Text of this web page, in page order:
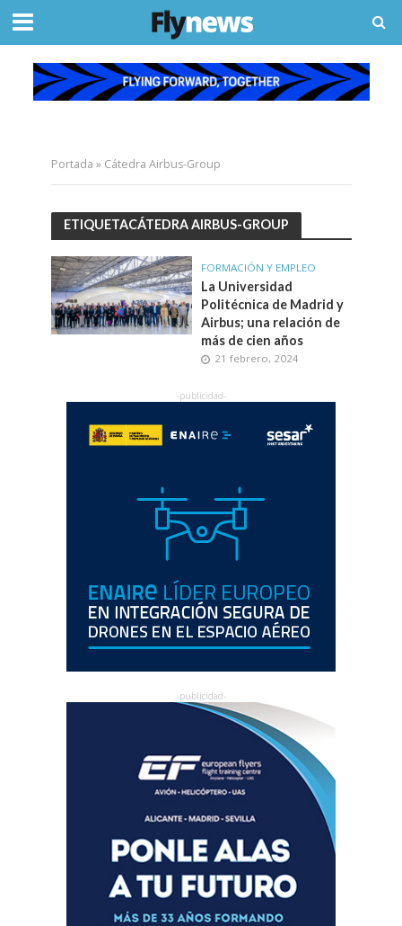
Portada » Cátedra Airbus-Group
ETIQUETACÁTEDRA AIRBUS-GROUP
FORMACIÓN Y EMPLEO
La Universidad
Politécnica de Madrid y
Airbus; una relación de
más de cien años
21 febrero, 2024